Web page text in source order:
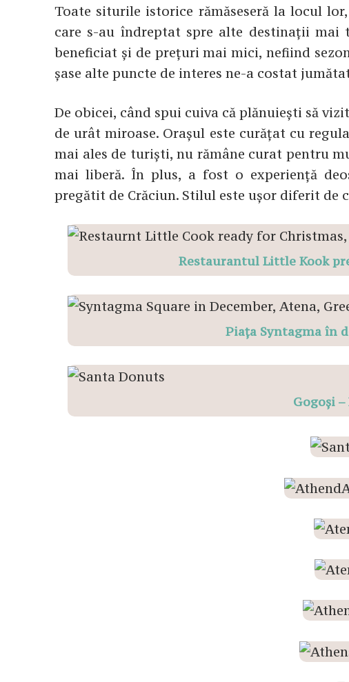
Toate siturile istorice rămăseseră la locul
care s-au îndreptat spre alte destinații mai
beneficiat și de prețuri mai mici, nefiind
șase alte puncte de interes ne-a costat
De obicei, când spui cuiva că plănuiești să
de urât miroase. Orașul este curățat cu
mai ales de turiști, nu rămâne curat pentru
mai liberă. În plus, a fost o experiență
pregătit de Crăciun. Stilul este ușor diferit
Restaurantul Little Kook
Piața Syntagma în
Gogoși